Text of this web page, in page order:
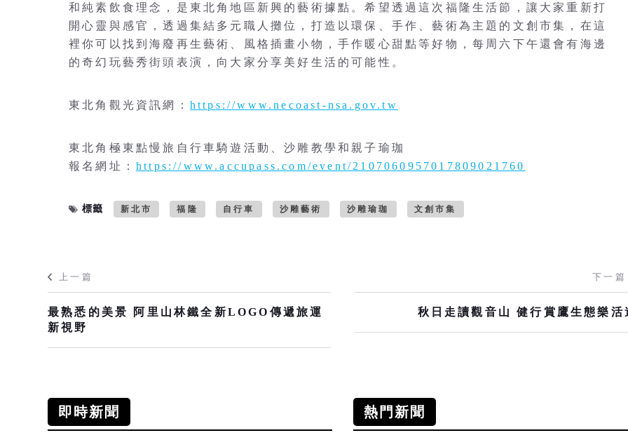
和純素飲食理念，是東北角地區新興的藝術據點。希望透過這次福隆生活節，讓大家重新打
開心靈與感官，透過集結多元職人攤位，打造以環保、手作、藝術為主題的文創市集，在這
裡你可以找到海廢再生藝術、風格插畫小物，手作暖心甜點等好物，每周六下午還會有海邊
的奇幻玩藝秀街頭表演，向大家分享美好生活的可能性。
東北角觀光資訊網： https://www.necoast-nsa.gov.tw
東北角極東點慢旅自行車騎遊活動、沙雕教學和親子瑜珈
報名網址： https://www.accupass.com/event/2107060957017809021760
標籤 新北市 福隆 自行車 沙雕藝術 沙雕瑜珈 文創市集
上一篇
最熟悉的美景 阿里山林鐵全新LOGO傳遞旅運
新視野
下一篇
秋日走讀觀音山 健行賞鷹生態樂活
即時新聞 熱門新聞